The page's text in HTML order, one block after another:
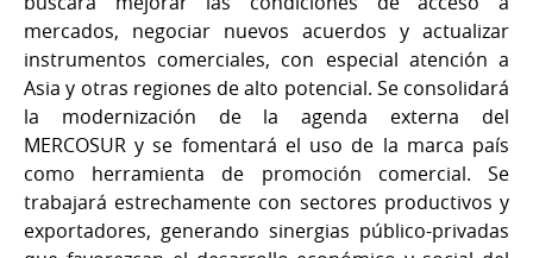
mercados, negociar nuevos acuerdos y actualizar
instrumentos comerciales, con especial atención a
Asia y otras regiones de alto potencial. Se consolidará
la modernización de la agenda externa del
MERCOSUR y se fomentará el uso de la marca país
como herramienta de promoción comercial. Se
trabajará estrechamente con sectores productivos y
exportadores, generando sinergias público-privadas